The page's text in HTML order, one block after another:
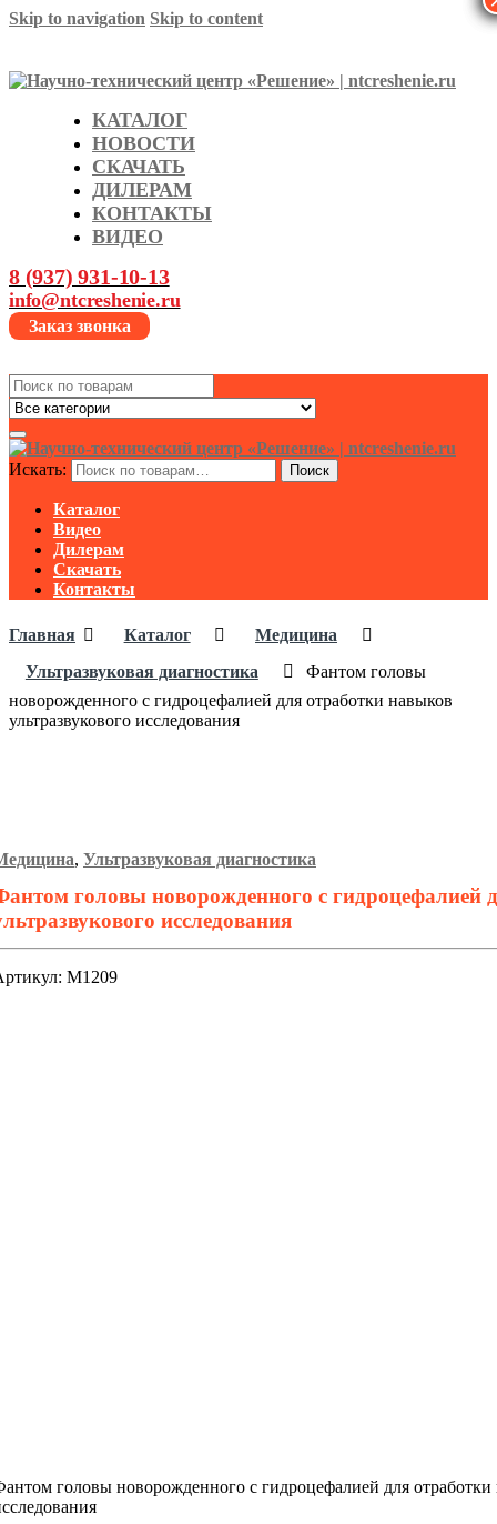
Skip to navigation Skip to content
КАТАЛОГ
НОВОСТИ
СКАЧАТЬ
ДИЛЕРАМ
КОНТАКТЫ
ВИДЕО
8 (937) 931-10-13
info@ntcreshenie.ru
Заказ звонка
Search
for:
Искать: Поиск
Каталог
Видео
Дилерам
Скачать
Контакты
Главная Каталог
Медицина
Ультразвуковая диагностика
Фантом головы
новорожденного с гидроцефалией для отработки навыков
ультразвукового исследования
, Ультразвуковая диагностика
головы новорожденного с гидроцефалией
исследования
М1209
головы новорожденного с гидроцефалией для отработки